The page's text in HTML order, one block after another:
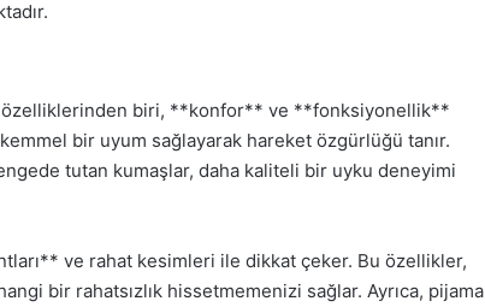
özelliklerinden biri, **konfor** ve **fonksiyonellik**
bir uyum sağlayarak hareket özgürlüğü tanır.
tutan kumaşlar, daha kaliteli bir uyku deneyimi
ve rahat kesimleri ile dikkat çeker. Bu özellikler,
bir rahatsızlık hissetmemenizi sağlar. Ayrıca, pijama